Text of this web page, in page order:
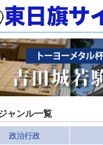
ャンル一覧
政治行政